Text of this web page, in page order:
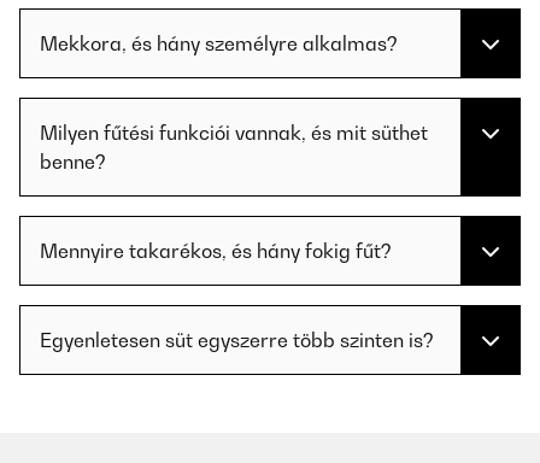
Mekkora, és hány személyre alkalmas?
Milyen fűtési funkciói vannak, és mit süthet
benne?
Mennyire takarékos, és hány fokig fűt?
Egyenletesen süt egyszerre több szinten is?